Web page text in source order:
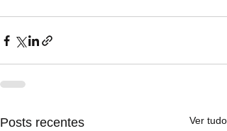
Posts recentes Ver tudo